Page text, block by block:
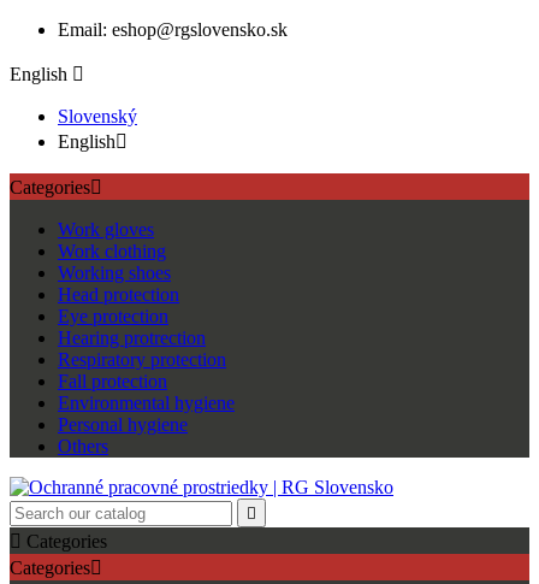
Email: eshop@rgslovensko.sk
English 
Slovenský
English
Categories
Work gloves
Work clothing
Working shoes
Head protection
Eye protection
Hearing protrection
Respiratory protection
Fall protection
Environmental hygiene
Personal hygiene
Others

 Categories
Categories